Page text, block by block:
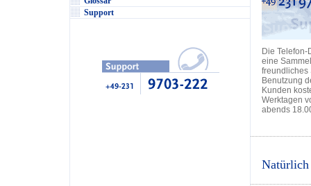
Support
Die
eine
freundliches
Benutzung
Kunden
Werktagen
abends
Natürlich